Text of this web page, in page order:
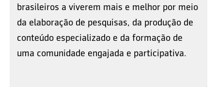
brasileiros a viverem mais e melhor por meio
da elaboração de pesquisas, da produção de
conteúdo especializado e da formação de
uma comunidade engajada e participativa.